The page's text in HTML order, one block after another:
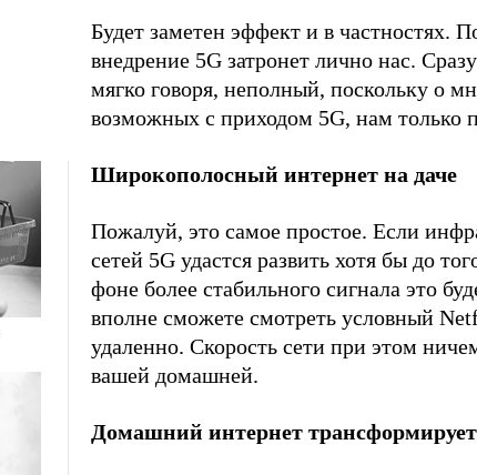
Будет заметен эффект и в частностях.
внедрение 5G затронет лично нас.
мягко говоря, неполный, поскольку о
возможных с приходом 5G, нам только
Широкополосный интернет на даче
Пожалуй, это самое простое. Если
сетей 5G удастся развить хотя бы до
фоне более стабильного сигнала это
вполне сможете смотреть условный
удаленно. Скорость сети при этом
вашей домашней.
Домашний интернет